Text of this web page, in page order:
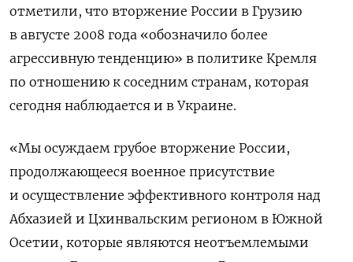
отметили, что вторжение России в Грузию
в августе 2008 года «обозначило более
агрессивную тенденцию» в политике Кремля
по отношению к соседним странам, которая
сегодня наблюдается и в Украине.
«Мы осуждаем грубое вторжение России,
продолжающееся военное присутствие
и осуществление эффективного контроля над
Абхазией и Цхинвальским регионом в Южной
Осетии, которые являются неотъемлемыми